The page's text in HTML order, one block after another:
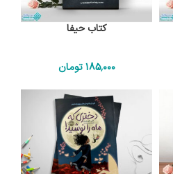
کتاب حیفا
185٬000 تومان